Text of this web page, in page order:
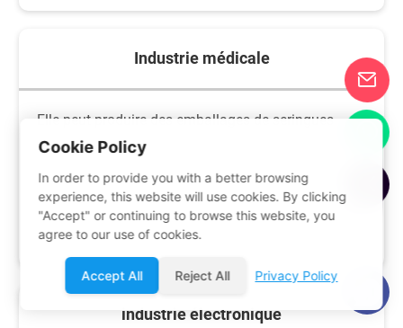
Industrie médicale
Elle peut produire des emballages de seringues
jetables, des boîtes d'emballage en Tyvek, des
produits pharmaceutiques et des boîtiers pour
dispositifs médicaux tels que des moniteurs et des
ventilateurs.
industrie électronique
Cookie Policy
In order to provide you with a better browsing
experience, this website will use cookies. By clicking
"Accept" or continuing to browse this website, you
agree to our use of cookies.
Accept All Reject All Privacy Policy